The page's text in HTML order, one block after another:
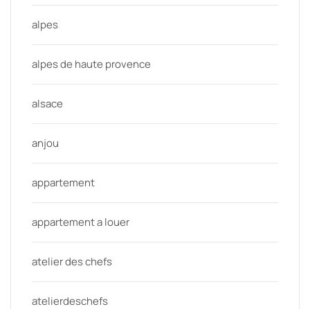
alpes
alpes de haute provence
alsace
anjou
appartement
appartement a louer
atelier des chefs
atelierdeschefs